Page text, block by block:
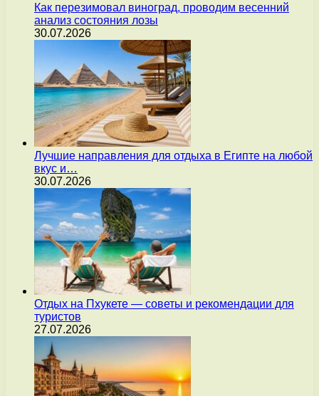
Как перезимовал виноград, проводим весенний
анализ состояния лозы
30.07.2026
Лучшие направления для отдыха в Египте на любой
вкус и…
30.07.2026
Отдых на Пхукете — советы и рекомендации для
туристов
27.07.2026